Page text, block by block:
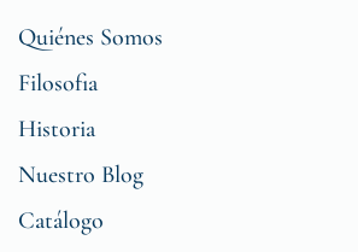
Quiénes Somos
Filosofia
Historia
Nuestro Blog
Catálogo